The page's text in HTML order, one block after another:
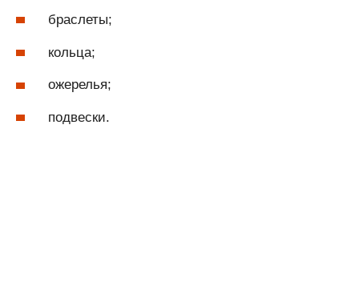
браслеты;
кольца;
ожерелья;
подвески.